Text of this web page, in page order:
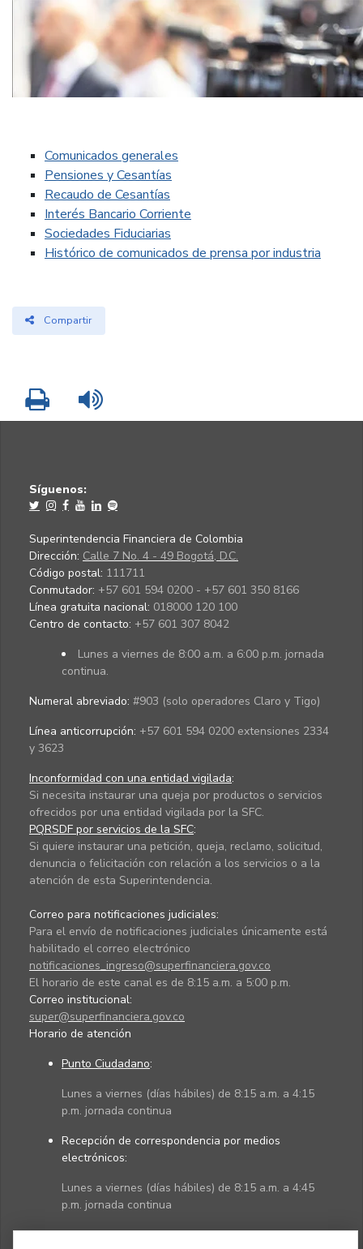
Comunicados generales
Pensiones y Cesantías
Recaudo de Cesantías
Interés Bancario Corriente
Sociedades Fiduciarias
Histórico de comunicados de prensa por industria
Compartir
Imprimir
Síguenos:
Superintendencia Financiera de Colombia
Dirección: Calle 7 No. 4 - 49 Bogotá, D.C.
Código postal: 111711
Conmutador: +57 601 594 0200 - +57 601 350 8166
Línea gratuita nacional: 018000 120 100
Centro de contacto: +57 601 307 8042
Lunes a viernes de 8:00 a.m. a 6:00 p.m. jornada
continua.
Numeral abreviado: #903 (solo operadores Claro y Tigo)
Línea anticorrupción: +57 601 594 0200 extensiones 2334
y 3623
Inconformidad con una entidad vigilada:
Si necesita instaurar una queja por productos o servicios
ofrecidos por una entidad vigilada por la SFC.
PQRSDF por servicios de la SFC:
Si quiere instaurar una petición, queja, reclamo, solicitud,
denuncia o felicitación con relación a los servicios o a la
atención de esta Superintendencia.
Correo para notificaciones judiciales:
Para el envío de notificaciones judiciales únicamente está
habilitado el correo electrónico
notificaciones_ingreso@superfinanciera.gov.co
El horario de este canal es de 8:15 a.m. a 5:00 p.m.
Correo institucional:
super@superfinanciera.gov.co
Horario de atención
Punto Ciudadano:
Lunes a viernes (días hábiles) de 8:15 a.m. a 4:15
p.m. jornada continua
Recepción de correspondencia por medios
electrónicos:
Lunes a viernes (días hábiles) de 8:15 a.m. a 4:45
p.m. jornada continua